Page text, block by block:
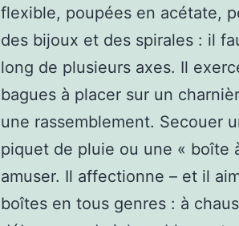
flexible, poupées en acétate,
des bijoux et des spirales : il
long de plusieurs axes. Il
bagues à placer sur un
une rassemblement. Secouer
piquet de pluie ou une « boîte
amuser. Il affectionne – et il
boîtes en tous genres : à